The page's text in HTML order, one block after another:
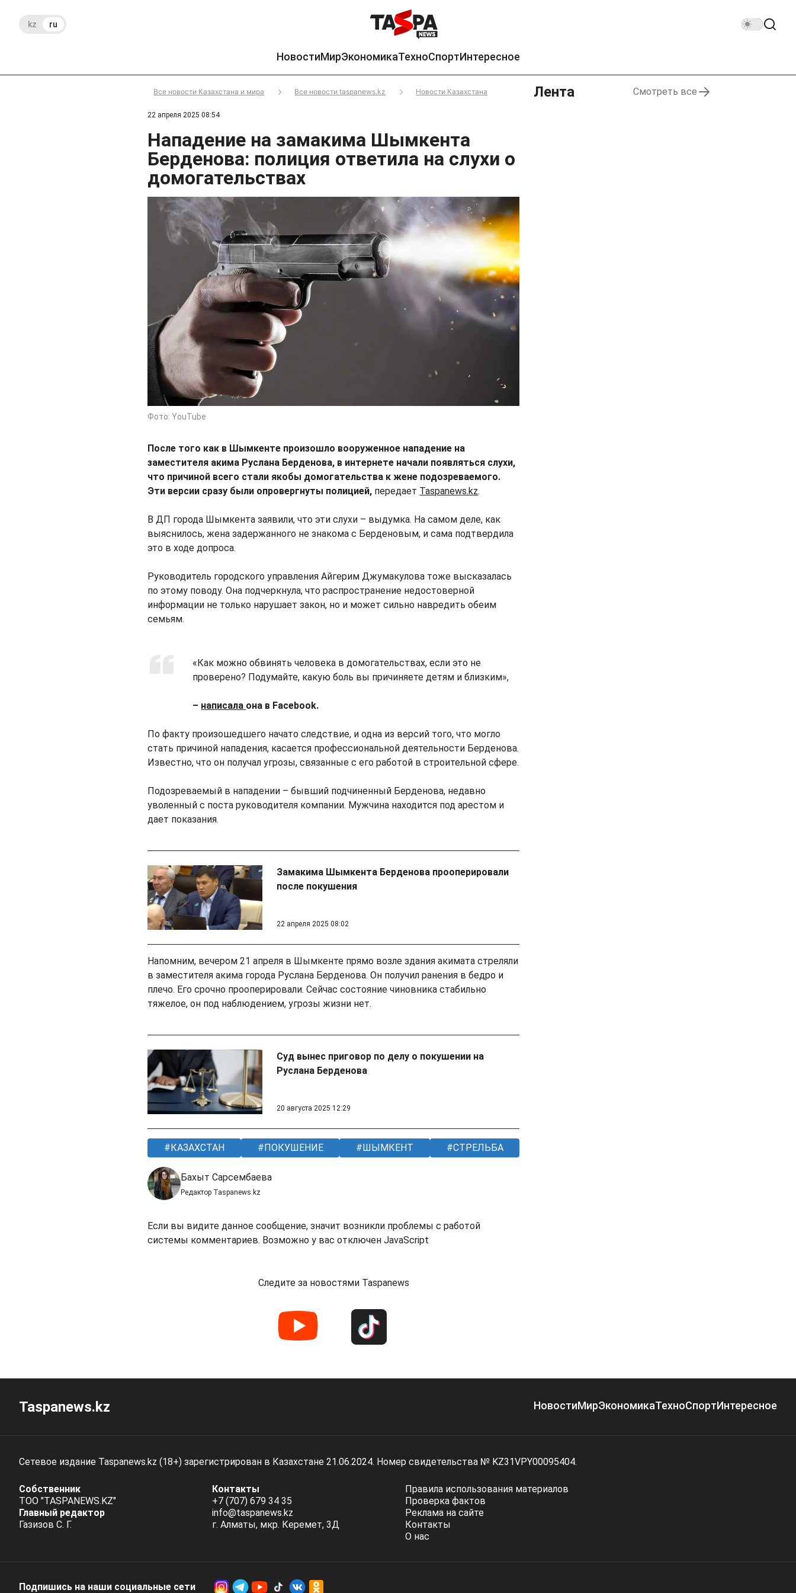
kz ru
НовостиМирЭкономикаТехноСпортИнтересное
Все новости Казахстана и мира Все новости taspanews.kz Новости Казахстана
22 апреля 2025 08:54
Нападение на замакима Шымкента
Берденова: полиция ответила на слухи о
домогательствах
Фото: YouTube
После того как в Шымкенте произошло вооруженное нападение на
заместителя акима Руслана Берденова, в интернете начали появляться слухи,
что причиной всего стали якобы домогательства к жене подозреваемого.
Эти версии сразу были опровергнуты полицией, передает Taspanews.kz.
В ДП города Шымкента заявили, что эти слухи – выдумка. На самом деле, как
выяснилось, жена задержанного не знакома с Берденовым, и сама подтвердила
это в ходе допроса.
Руководитель городского управления Айгерим Джумакулова тоже высказалась
по этому поводу. Она подчеркнула, что распространение недостоверной
информации не только нарушает закон, но и может сильно навредить обеим
семьям.
«Как можно обвинять человека в домогательствах, если это не
проверено? Подумайте, какую боль вы причиняете детям и близким»,
– написала она в Facebook.
По факту произошедшего начато следствие, и одна из версий того, что могло
стать причиной нападения, касается профессиональной деятельности Берденова.
Известно, что он получал угрозы, связанные с его работой в строительной сфере.
Подозреваемый в нападении – бывший подчиненный Берденова, недавно
уволенный с поста руководителя компании. Мужчина находится под арестом и
дает показания.
Замакима Шымкента Берденова прооперировали
после покушения
22 апреля 2025 08:02
Напомним, вечером 21 апреля в Шымкенте прямо возле здания акимата стреляли
в заместителя акима города Руслана Берденова. Он получил ранения в бедро и
плечо. Его срочно прооперировали. Сейчас состояние чиновника стабильно
тяжелое, он под наблюдением, угрозы жизни нет.
Суд вынес приговор по делу о покушении на
Руслана Берденова
20 августа 2025 12:29
КАЗАХСТАН ПОКУШЕНИЕ ШЫМКЕНТ СТРЕЛЬБА
Бахыт Сарсембаева
Редактор Taspanews.kz
Если вы видите данное сообщение, значит возникли проблемы с работой
системы комментариев. Возможно у вас отключен JavaScript
Следите за новостями Taspanews
Лента Смотреть все
Taspanews.kz НовостиМирЭкономикаТехноСпортИнтересное
Сетевое издание Taspanews.kz (18+) зарегистрирован в Казахстане 21.06.2024. Номер свидетельства № KZ31VPY00095404.
Собственник
ТОО "TASPANEWS.KZ"
Главный редактор
Газизов С. Г.
Контакты
+7 (707) 679 34 35
info@taspanews.kz
г. Алматы, мкр. Керемет, 3Д
Правила использования материалов
Проверка фактов
Реклама на сайте
Контакты
О нас
Подпишись на наши социальные cети